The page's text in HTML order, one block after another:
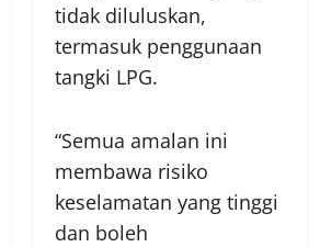
tidak diluluskan,
termasuk penggunaan
tangki LPG.
“Semua amalan ini
membawa risiko
keselamatan yang tinggi
dan boleh